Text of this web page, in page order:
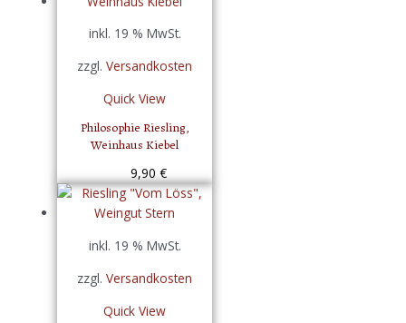
inkl. 19 % MwSt.
zzgl. Versandkosten
Quick View
Philosophie Riesling,
Weinhaus Kiebel
9,90 €
inkl. 19 % MwSt.
zzgl. Versandkosten
Quick View